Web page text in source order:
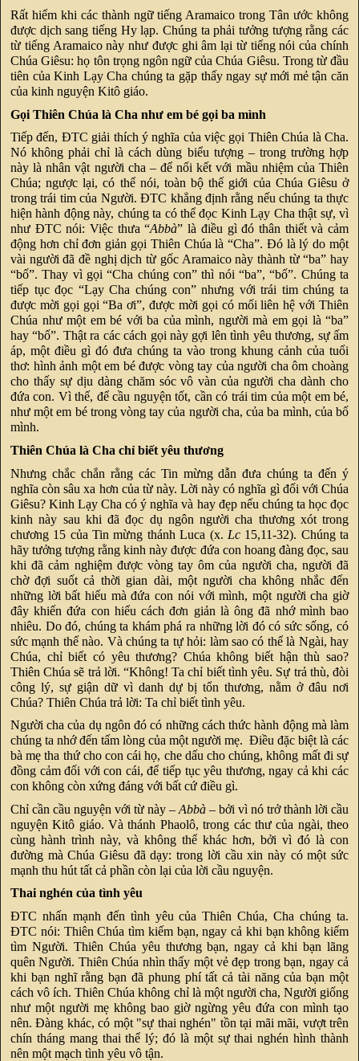
Rất hiếm khi các thành ngữ tiếng Aramaico trong Tân ước không
được dịch sang tiếng Hy lạp. Chúng ta phải tưởng tượng rằng các
từ tiếng Aramaico này như được ghi âm lại từ tiếng nói của chính
Chúa Giêsu: họ tôn trọng ngôn ngữ của Chúa Giêsu. Trong từ đầu
tiên của Kinh Lạy Cha chúng ta gặp thấy ngay sự mới mẻ tận căn
của kinh nguyện Kitô giáo.
Gọi Thiên Chúa là Cha như em bé gọi ba mình
Tiếp đến, ĐTC giải thích ý nghĩa của việc gọi Thiên Chúa là Cha.
Nó không phải chỉ là cách dùng biểu tượng – trong trường hợp
này là nhân vật người cha – để nối kết với mầu nhiệm của Thiên
Chúa; ngược lại, có thể nói, toàn bộ thế giới của Chúa Giêsu ở
trong trái tim của Người. ĐTC khẳng định rằng nếu chúng ta thực
hiện hành động này, chúng ta có thể đọc Kinh Lạy Cha thật sự, vì
như ĐTC nói: Việc thưa “Abbà” là điều gì đó thân thiết và cảm
động hơn chỉ đơn giản gọi Thiên Chúa là “Cha”. Đó là lý do một
vài người đã đề nghị dịch từ gốc Aramaico này thành từ “ba” hay
“bố”. Thay vì gọi “Cha chúng con” thì nói “ba”, “bố”. Chúng ta
tiếp tục đọc “Lạy Cha chúng con” nhưng với trái tim chúng ta
được mời gọi gọi “Ba ơi”, được mời gọi có mối liên hệ với Thiên
Chúa như một em bé với ba của mình, người mà em gọi là “ba”
hay “bố”. Thật ra các cách gọi này gợi lên tình yêu thương, sự ấm
áp, một điều gì đó đưa chúng ta vào trong khung cảnh của tuổi
thơ: hình ảnh một em bé được vòng tay của người cha ôm choàng
cho thấy sự dịu dàng chăm sóc vô vàn của người cha dành cho
đứa con. Vì thế, để cầu nguyện tốt, cần có trái tim của một em bé,
như một em bé trong vòng tay của người cha, của ba mình, của bố
mình.
Thiên Chúa là Cha chỉ biết yêu thương
Nhưng chắc chắn rằng các Tin mừng dẫn đưa chúng ta đến ý
nghĩa còn sâu xa hơn của từ này. Lời này có nghĩa gì đối với Chúa
Giêsu? Kinh Lạy Cha có ý nghĩa và hay đẹp nếu chúng ta học đọc
kinh này sau khi đã đọc dụ ngôn người cha thương xót trong
chương 15 của Tin mừng thánh Luca (x. Lc15,11-32). Chúng ta
hãy tưởng tượng rằng kinh này được đứa con hoang đàng đọc, sau
khi đã cảm nghiệm được vòng tay ôm của người cha, người đã
chờ đợi suốt cả thời gian dài, một người cha không nhắc đến
những lời bất hiếu mà đứa con nói với mình, một người cha giờ
đây khiến đứa con hiểu cách đơn giản là ông đã nhớ mình bao
nhiêu. Do đó, chúng ta khám phá ra những lời đó có sức sống, có
sức mạnh thế nào. Và chúng ta tự hỏi: làm sao có thể là Ngài, hay
Chúa, chỉ biết có yêu thương? Chúa không biết hận thù sao?
Thiên Chúa sẽ trả lời. “Không! Ta chỉ biết tình yêu. Sự trả thù, đòi
công lý, sự giận dữ vì danh dự bị tổn thương, nằm ở đâu nơi
Chúa? Thiên Chúa trả lời: Ta chỉ biết tình yêu.
Người cha của dụ ngôn đó có những cách thức hành động mà làm
chúng ta nhớ đến tấm lòng của một người mẹ. Điều đặc biệt là các
bà mẹ tha thứ cho con cái họ, che dấu cho chúng, không mất đi sự
đồng cảm đối với con cái, để tiếp tục yêu thương, ngay cả khi các
con không còn xứng đáng với bất cứ điều gì.
Chỉ cần cầu nguyện với từ này – Abbà – bởi vì nó trở thành lời cầu
nguyện Kitô giáo. Và thánh Phaolô, trong các thư của ngài, theo
cùng hành trình này, và không thể khác hơn, bởi vì đó là con
đường mà Chúa Giêsu đã dạy: trong lời cầu xin này có một sức
mạnh thu hút tất cả phần còn lại của lời cầu nguyện.
Thai nghén của tình yêu
ĐTC nhấn mạnh đến tình yêu của Thiên Chúa, Cha chúng ta.
ĐTC nói: Thiên Chúa tìm kiếm bạn, ngay cả khi bạn không kiếm
tìm Người. Thiên Chúa yêu thương bạn, ngay cả khi bạn lãng
quên Người. Thiên Chúa nhìn thấy một vẻ đẹp trong bạn, ngay cả
khi bạn nghĩ rằng bạn đã phung phí tất cả tài năng của bạn một
cách vô ích. Thiên Chúa không chỉ là một người cha, Người giống
như một người mẹ không bao giờ ngừng yêu đứa con mình tạo
nên. Đàng khác, có một "sự thai nghén" tồn tại mãi mãi, vượt trên
chín tháng mang thai thể lý; đó là một sự thai nghén hình thành
nên một mạch tình yêu vô tận.